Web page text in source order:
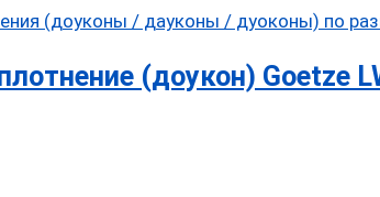
(доукон) Goetze